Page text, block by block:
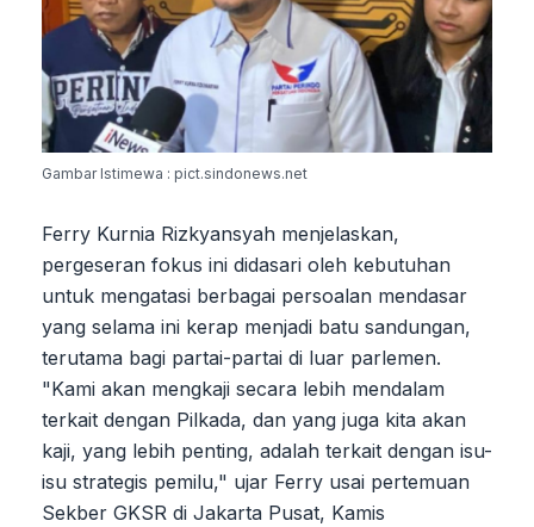
Gambar Istimewa : pict.sindonews.net
Ferry Kurnia Rizkyansyah menjelaskan,
pergeseran fokus ini didasari oleh kebutuhan
untuk mengatasi berbagai persoalan mendasar
yang selama ini kerap menjadi batu sandungan,
terutama bagi partai-partai di luar parlemen.
"Kami akan mengkaji secara lebih mendalam
terkait dengan Pilkada, dan yang juga kita akan
kaji, yang lebih penting, adalah terkait dengan isu-
isu strategis pemilu," ujar Ferry usai pertemuan
Sekber GKSR di Jakarta Pusat, Kamis